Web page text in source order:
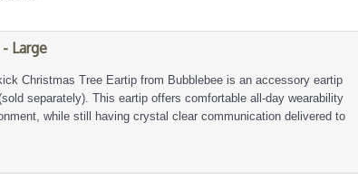
Large
Christmas Tree Eartip from Bubblebee is an accessory eartip
separately). This eartip offers comfortable all-day wearability
while still having crystal clear communication delivered to